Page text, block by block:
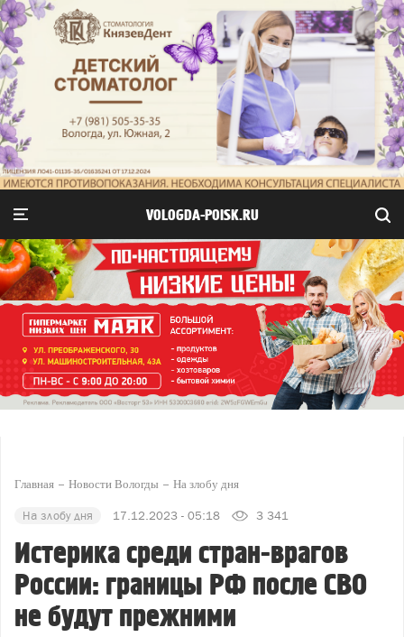
VOLOGDA-POISK.RU
Главная Новости Вологды На злобу дня
На злобу дня 17.12.2023 - 05:18 3 341
Истерика среди стран-врагов
России: границы РФ после СВО
не будут прежними